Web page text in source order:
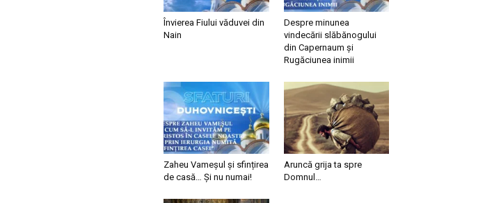
Învierea Fiului văduvei din
Nain
Despre minunea
vindecării slăbănogului
din Capernaum și
Rugăciunea inimii
Zaheu Vameșul și sfințirea
de casă… Și nu numai!
Aruncă grija ta spre
Domnul…